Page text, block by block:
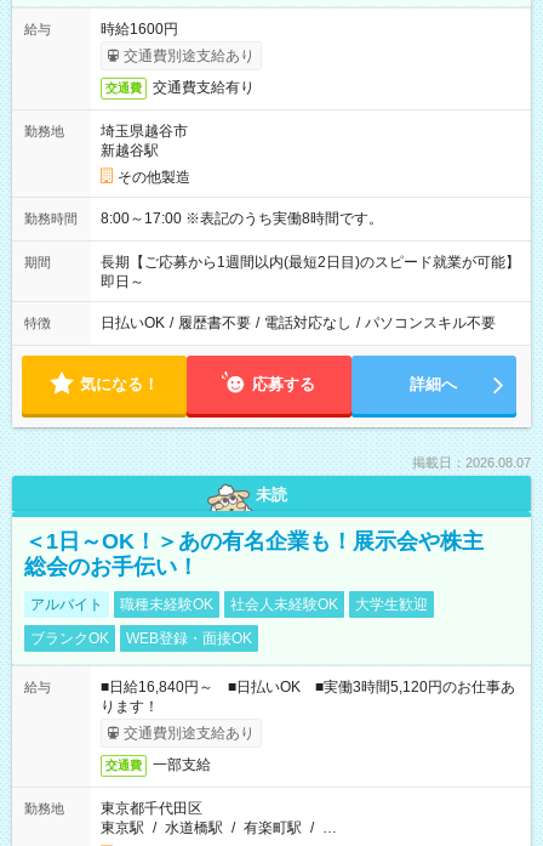
給与
時給1600円
交通費別途支給あり
交通費 交通費支給有り
勤務地
埼玉県越谷市
新越谷駅
その他製造
勤務時間 8:00～17:00 ※表記のうち実働8時間です。
期間
長期【ご応募から1週間以内(最短2日目)のスピード就業が可能】
即日～
特徴 日払いOK / 履歴書不要 / 電話対応なし / パソコンスキル不要
気になる！ 応募する 詳細へ
掲載日：2026.08.07
未読
＜1日～OK！＞あの有名企業も！展示会や株主
総会のお手伝い！
アルバイト 職種未経験OK 社会人未経験OK
大学生歓迎
ブランクOK
WEB登録・面接OK
給与
■日給16,840円～ ■日払いOK ■実働3時間5,120円のお仕事あ
ります！
交通費別途支給あり
交通費 一部支給
勤務地
東京都千代田区
東京駅 / 水道橋駅 / 有楽町駅 / …